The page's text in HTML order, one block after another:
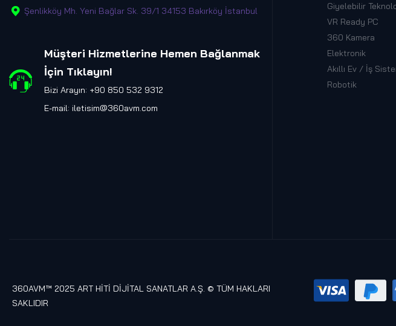
Şenlikköy Mh. Yeni Bağlar Sk. 39/1 34153 Bakırköy İstanbul
Müşteri Hizmetlerine Hemen Bağlanmak
İçin Tıklayın!
Bizi Arayın: +90 850 532 9312
E-mail: iletisim@360avm.com
Giyelebilir
VR Ready PC
360 Kamera
Elektronik
Akıllı Ev / İş
Robotik
360AVM™ 2025 ART HİTİ DİJİTAL SANATLAR A.Ş. © TÜM HAKLARI
SAKLIDIR